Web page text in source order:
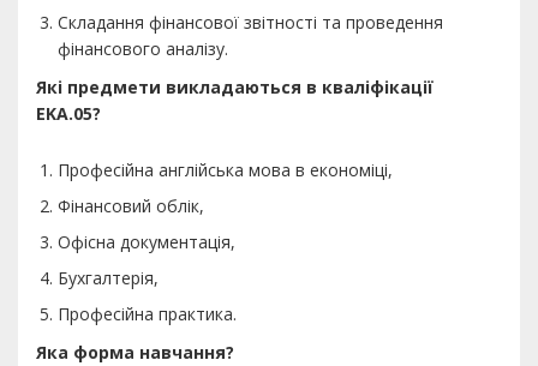
Складання фінансової звітності та проведення
фінансового аналізу.
Які предмети викладаються в кваліфікації
EKA.05?
Професійна англійська мова в економіці,
Фінансовий облік,
Офісна документація,
Бухгалтерія,
Професійна практика.
Яка форма навчання?